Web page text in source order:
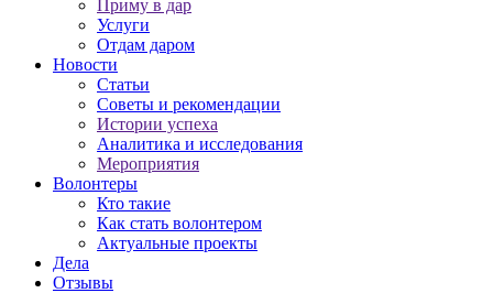
Приму в дар
Услуги
Отдам даром
Новости
Статьи
Советы и рекомендации
Истории успеха
Аналитика и исследования
Мероприятия
Волонтеры
Кто такие
Как стать волонтером
Актуальные проекты
Дела
Отзывы